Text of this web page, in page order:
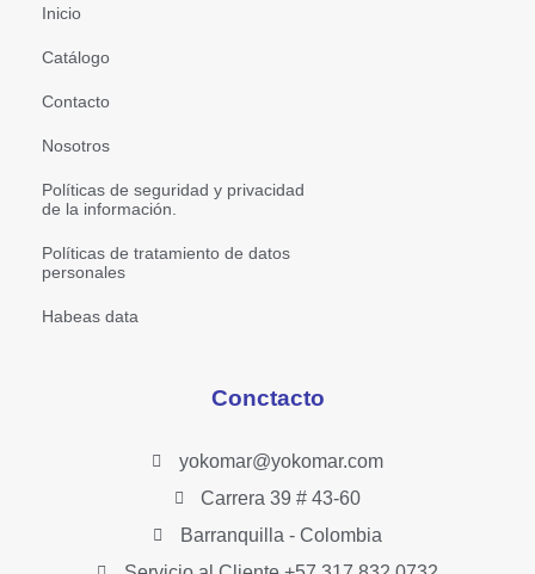
Inicio
Catálogo
Contacto
Nosotros
Políticas de seguridad y privacidad
de la información.
Políticas de tratamiento de datos
personales
Habeas data
Conctacto
yokomar@yokomar.com
Carrera 39 # 43-60
Barranquilla - Colombia